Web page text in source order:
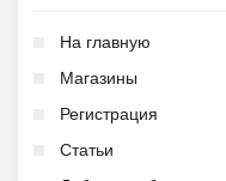
На главную
Магазины
Регистрация
Статьи